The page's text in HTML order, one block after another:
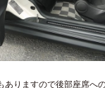
ありますので後部座席へ